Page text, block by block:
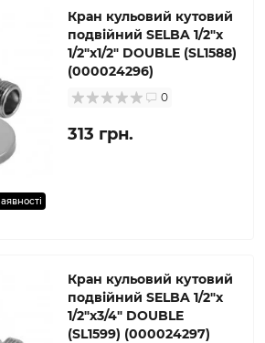
Кран кульовий кутовий
подвійний SELBA 1/2″х
1/2″х1/2″ DOUBLE (SL1588)
(000024296)
0
313 грн.
Кран кульовий кутовий
подвійний SELBA 1/2″х
1/2″х3/4″ DOUBLE
(SL1599) (000024297)